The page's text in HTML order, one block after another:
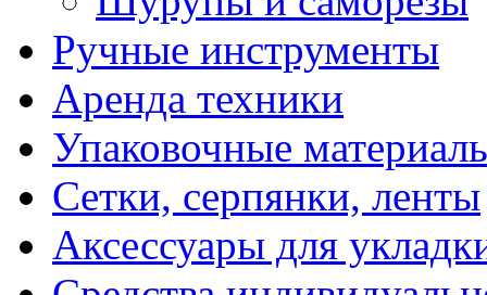
Ручные инструменты
Аренда техники
Упаковочные
Сетки, серпянки, ленты
Аксессуары для